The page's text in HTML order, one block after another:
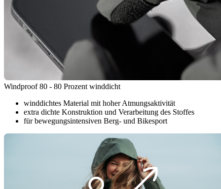
Windproof 80 - 80 Prozent winddicht
winddichtes Material mit hoher Atmungsaktivität
extra dichte Konstruktion und Verarbeitung des Stoffes
für bewegungsintensiven Berg- und Bikesport